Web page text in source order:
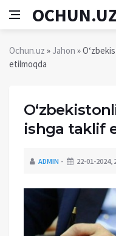
Ochun.uz » Jahon »
etilmoqda
ishga taklif
ADMIN 22-01-2024,